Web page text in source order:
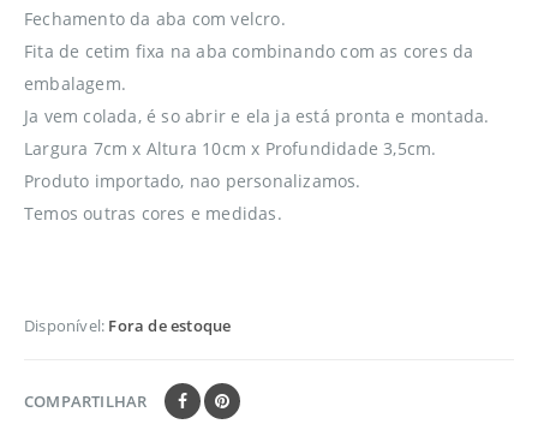
Fechamento da aba com velcro.
Fita de cetim fixa na aba combinando com as cores da
embalagem.
Ja vem colada, é so abrir e ela ja está pronta e montada.
Largura 7cm x Altura 10cm x Profundidade 3,5cm.
Produto importado, nao personalizamos.
Temos outras cores e medidas.
Disponível: Fora de estoque
COMPARTILHAR